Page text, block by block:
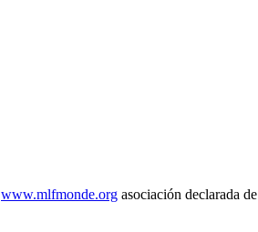
www.mlfmonde.org asociación declarada